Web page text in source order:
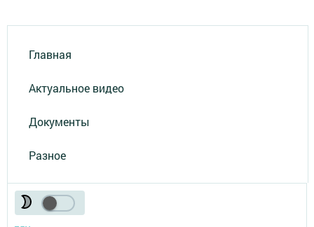
Главная
Актуальное видео
Документы
Разное